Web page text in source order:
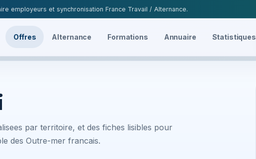
employeurs et synchronisation France Travail / Alternance.
Offres Alternance Formations Annuaire Statistiques
par territoire, et des fiches lisibles pour
des Outre-mer francais.